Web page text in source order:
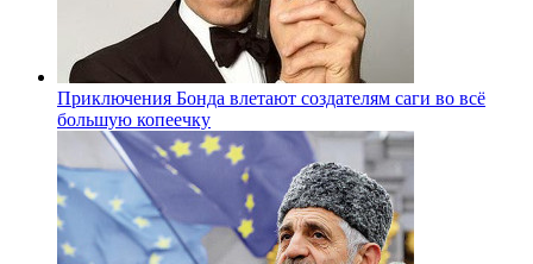
Приключения Бонда влетают создателям саги во всё
большую копеечку